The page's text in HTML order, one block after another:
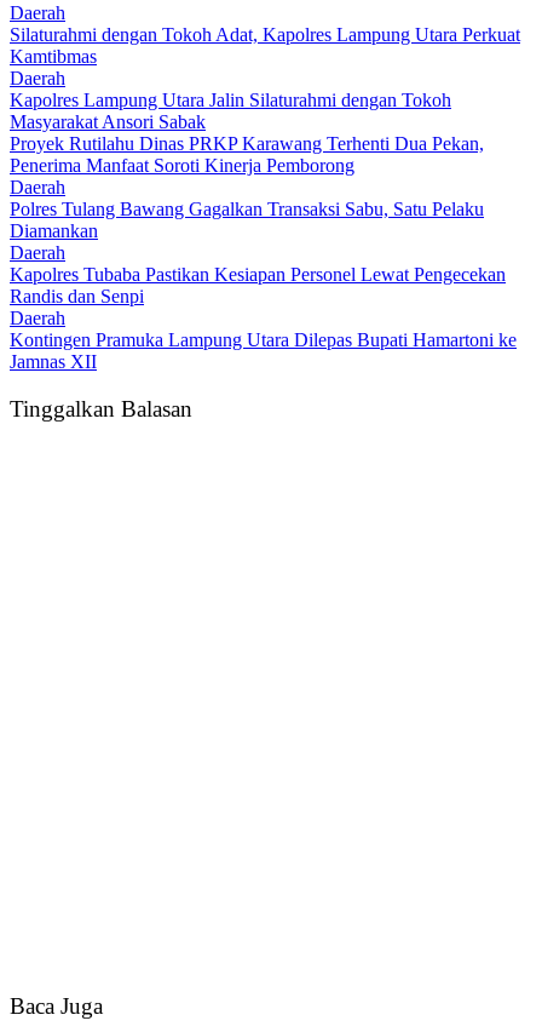
Daerah
Silaturahmi dengan Tokoh Adat, Kapolres Lampung Utara Perkuat
Kamtibmas
Daerah
Kapolres Lampung Utara Jalin Silaturahmi dengan Tokoh
Masyarakat Ansori Sabak
Proyek Rutilahu Dinas PRKP Karawang Terhenti Dua Pekan,
Penerima Manfaat Soroti Kinerja Pemborong
Daerah
Polres Tulang Bawang Gagalkan Transaksi Sabu, Satu Pelaku
Diamankan
Daerah
Kapolres Tubaba Pastikan Kesiapan Personel Lewat Pengecekan
Randis dan Senpi
Daerah
Kontingen Pramuka Lampung Utara Dilepas Bupati Hamartoni ke
Jamnas XII
Tinggalkan Balasan
Baca Juga